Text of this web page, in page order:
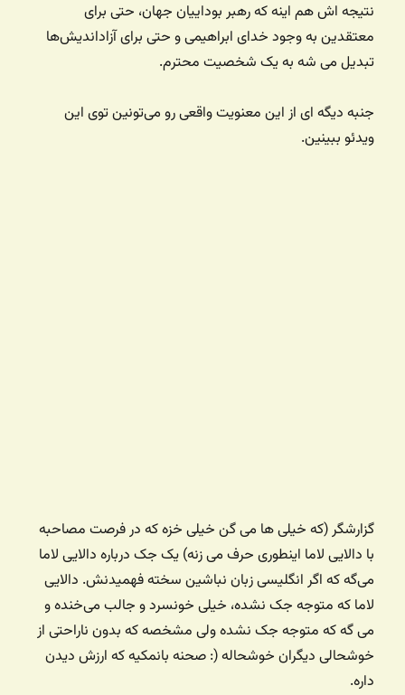
نتیجه اش هم اینه که رهبر بوداییان جهان، حتی برای
معتقدین به وجود خدای ابراهیمی و حتی برای آزاداندیش‌ها
تبدیل می شه به یک شخصیت محترم.
جنبه دیگه ای از این معنویت واقعی رو می‌تونین توی این
ویدئو ببینین.
گزارشگر (که خیلی ها می گن خیلی خزه که در فرصت مصاحبه
با دالایی لاما اینطوری حرف می زنه) یک جک درباره دالایی لاما
می‌گه که اگر انگلیسی زبان نباشین سخته فهمیدنش. دالایی
لاما که متوجه جک نشده، خیلی خونسرد و جالب می‌خنده و
می گه که متوجه جک نشده ولی مشخصه که بدون ناراحتی از
خوشحالی دیگران خوشحاله (: صحنه بانمکیه که ارزش دیدن
داره.